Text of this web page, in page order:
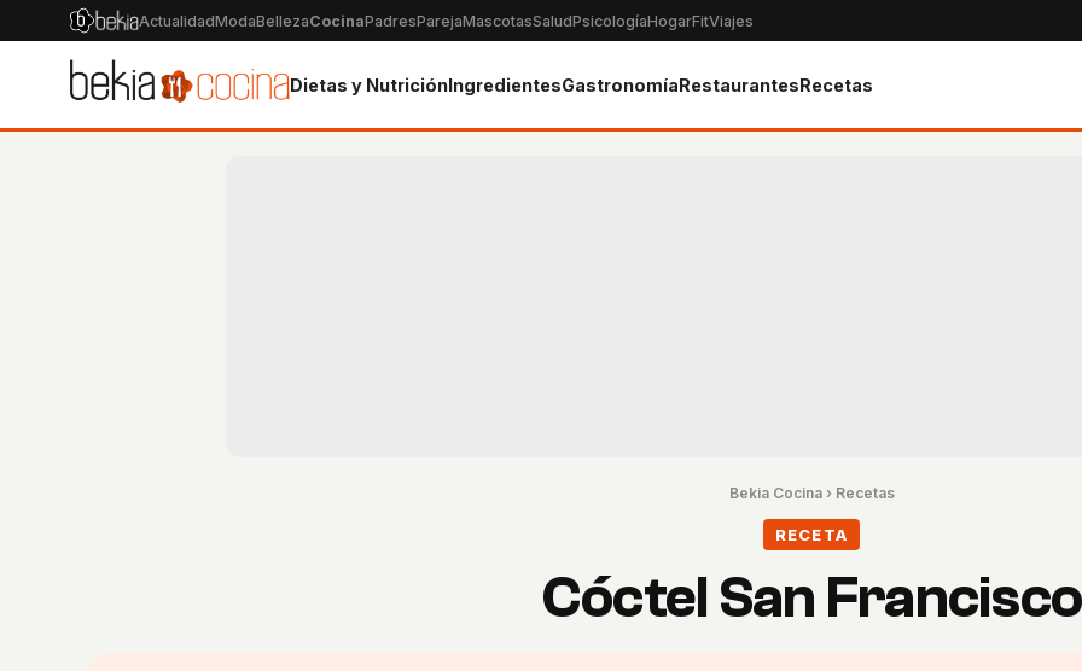
ActualidadModaBellezaCocinaPadresParejaMascotasSaludPsicologíaHogarFitViajes
Dietas y NutriciónIngredientesGastronomíaRestaurantesRecetas
Bekia Cocina› Recetas
RECETA
Cóctel San Francisco